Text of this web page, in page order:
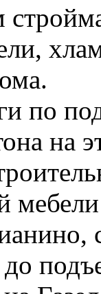
по
на